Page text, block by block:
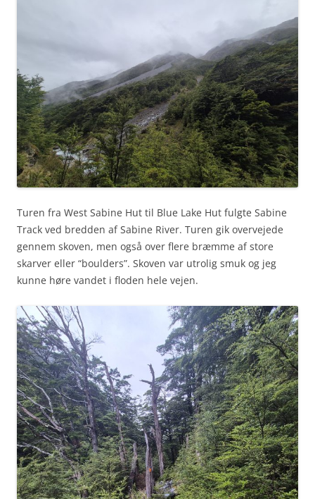
Turen fra West Sabine Hut til Blue Lake Hut fulgte Sabine
Track ved bredden af Sabine River. Turen gik overvejede
gennem skoven, men også over flere bræmme af store
skarver eller “boulders”. Skoven var utrolig smuk og jeg
kunne høre vandet i floden hele vejen.